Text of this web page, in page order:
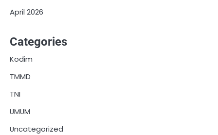
April 2026
Categories
Kodim
TMMD
TNI
UMUM
Uncategorized